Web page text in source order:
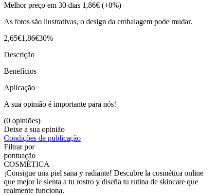
Melhor preço em 30 dias 1,86€ (+0%)
As fotos são ilustrativas, o design da embalagem pode mudar.
2,65€1,86€30%
Descrição
Benefícios
Aplicação
A sua opinião é importante para nós!
(0 opiniões)
Deixe a sua opinião
Condições de publicação
Filtrar por
pontuação
COSMÉTICA
¡Consigue una piel sana y radiante! Descubre la cosmética online
que mejor le sienta a tu rostro y diseña tu rutina de skincare que
realmente funciona.